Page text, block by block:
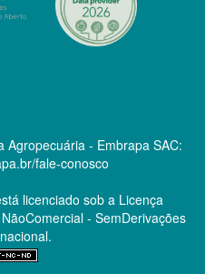
Agropecuária - Embrapa SAC:
fale-conosco
licenciado sob a Licença
- SemDerivações